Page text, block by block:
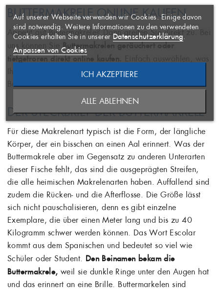
BUTTERMAKRELE ONLINE KAUFEN
Appetit auf Buttermakrele? Dann greifen Sie direkt zu. Bei
uns können SieButtermakrelen geräuchert oder
Ihnen schmeckt, und bestellen – wir liefern die
Buttermakrele direkt zu Ihnen nach Hause.
DER STECKBRIEF DER BUTTERMAKRELE
Für diese Makrelenart typisch ist die Form, der längliche
Körper, der ein bisschen an einen Aal erinnert. Was der
Buttermakrele aber im Gegensatz zu anderen Unterarten
dieser Fische fehlt, das sind die ausgeprägten Streifen,
die alle heimischen Makrelenarten haben. Auffallend sind
zudem die Rücken- und die Afterflosse. Die Größe lässt
sich nicht pauschalisieren, denn es gibt einzelne
Exemplare, die über einen Meter lang und bis zu 40
Kilogramm schwer werden können. Das Wort Escolar
kommt aus dem Spanischen und bedeutet so viel wie
Schüler oder Student. Den Beinamen bekam die
Buttermakrele, weil sie dunkle Ringe unter den Augen hat
und das erinnert an eine Brille. Buttermarkelen sind
AUF MEINE
WUNSCHLISTE
×
((MODALTITLE)) ×
((confirmMessage))
Name der Wunschliste
ABBRECHEN
WUNSCHLISTE ERSTELLEN
Sie müssen angemeldet sein, um
Artikel Ihrer Wunschliste
hinzufügen zu können.
ABBRECHEN
ANMELDEN
Auf unserer Webseite verwenden wir Cookies. Einige davon
sind notwendig. Weitere Informationen zu den verwendeten
Cookies erhalten Sie in unserer Datenschutzerklärung
Anpassen von Cookies
ALLE ABLEHNEN
ICH AKZEPTIERE